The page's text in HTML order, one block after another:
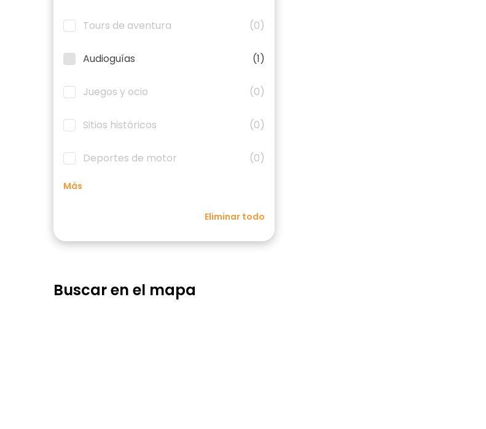
Tours de aventura (0)
Audioguías (1)
Juegos y ocio (0)
Sitios históricos (0)
Deportes de motor (0)
Más
Eliminar todo
Buscar en el mapa